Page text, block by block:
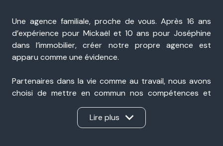
Une agence familiale, proche de vous. Après 16 ans
d’expérience pour Mickaël et 10 ans pour Joséphine
dans l’immobilier, créer notre propre agence est
apparu comme une évidence.
Partenaires dans la vie comme au travail, nous avons
choisi de mettre en commun nos compétences et
notre expérience pour accompagner nos clients avec
sérieux, transparence et réactivité. Présents à Portes-
lès-Valence et à Valence, nous sommes une agence
Lire plus